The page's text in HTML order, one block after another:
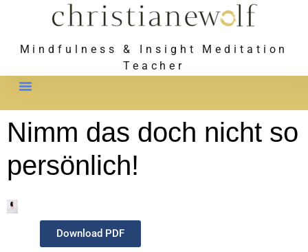
Mindfulness & Insight Meditation
Teacher
Nimm das doch nicht so
persönlich!
Download PDF